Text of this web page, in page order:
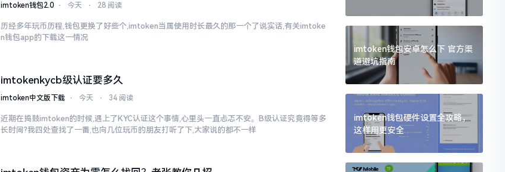
imtoken钱包2.0 ⋅ 今天 ⋅ 28 阅读
历经多年玩币历程,钱包更换了好些个,imtoken当属使用时长最久的那一个了说实话,有关imtoke
n钱包app的下载这一情况
imtokenkycb级认证要多久
imtoken中文版下载 ⋅ 今天 ⋅ 34 阅读
近期在捣鼓imtoken的时候,遇上了KYC认证这个事情,心里头一直忐忑不安。B级认证究竟得等多
长时间?我四处查找了一番,也向几位玩币的朋友打听了下,大家说的都不一样
imtoken钱包安卓怎么下 官方渠
道避坑指南
imtoken钱包硬件设置全攻略，
这样用更安全